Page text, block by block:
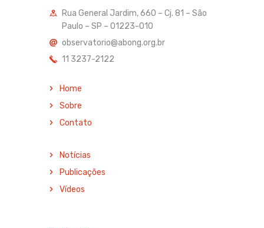
Rua General Jardim, 660 – Cj. 81 – São
Paulo – SP – 01223-010
observatorio@abong.org.br
11 3237-2122
Home
Sobre
Contato
Notícias
Publicações
Vídeos